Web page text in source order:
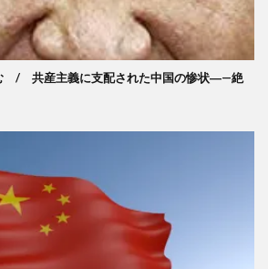
/ 共産主義に支配された中国の惨状―—絶